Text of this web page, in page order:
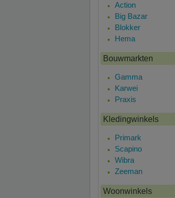
Action
Big Bazar
Blokker
Hema
Bouwmarkten
Gamma
Karwei
Praxis
Kledingwinkels
Primark
Scapino
Wibra
Zeeman
Woonwinkels